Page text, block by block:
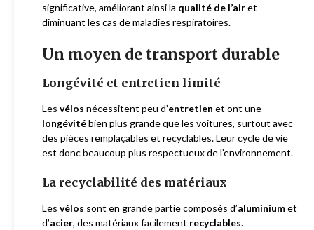
significative, améliorant ainsi la qualité de l’airet
diminuant les cas de maladies respiratoires.
Un moyen de transport durable
Longévité et entretien limité
Les vélos nécessitent peu d’entretien et ont une
longévitébien plus grande que les voitures, surtout avec
des pièces remplaçables et recyclables. Leur cycle de vie
est donc beaucoup plus respectueux de l’environnement.
La recyclabilité des matériaux
Les vélos sont en grande partie composés d’aluminiumet
d’acier, des matériaux facilement recyclables.